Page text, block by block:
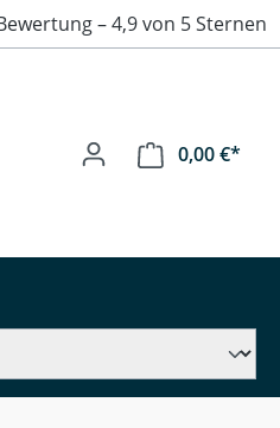
– 4,9 von 5 Sternen
0,00 €*